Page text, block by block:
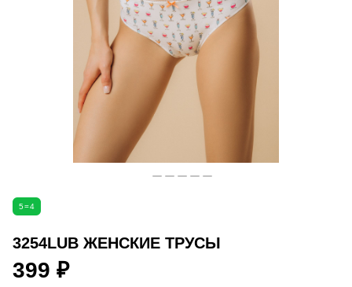
5=4
3254LUB ЖЕНСКИЕ ТРУСЫ
399 ₽